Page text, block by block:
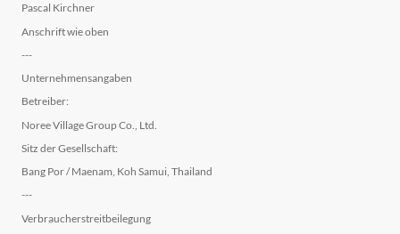
Pascal Kirchner
Anschrift wie oben
---
Unternehmensangaben
Betreiber:
Noree Village Group Co., Ltd.
Sitz der Gesellschaft:
Bang Por / Maenam, Koh Samui, Thailand
---
Verbraucherstreitbeilegung